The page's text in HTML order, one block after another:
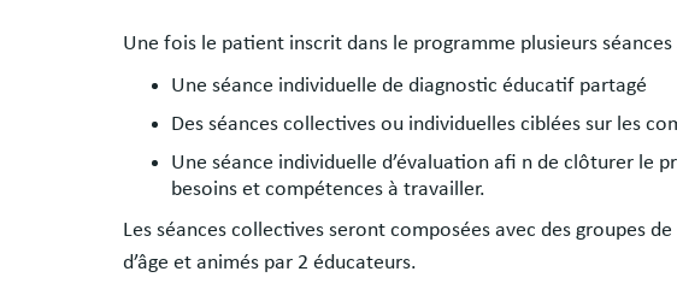
Une fois le patient inscrit dans le programme plusieurs
Une séance individuelle de diagnostic éducatif partagé
Des séances collectives ou individuelles ciblées sur les
Une séance individuelle d’évaluation afi n de clôturer le
besoins et compétences à travailler.
Les séances collectives seront composées avec des groupes
d’âge et animés par 2 éducateurs.